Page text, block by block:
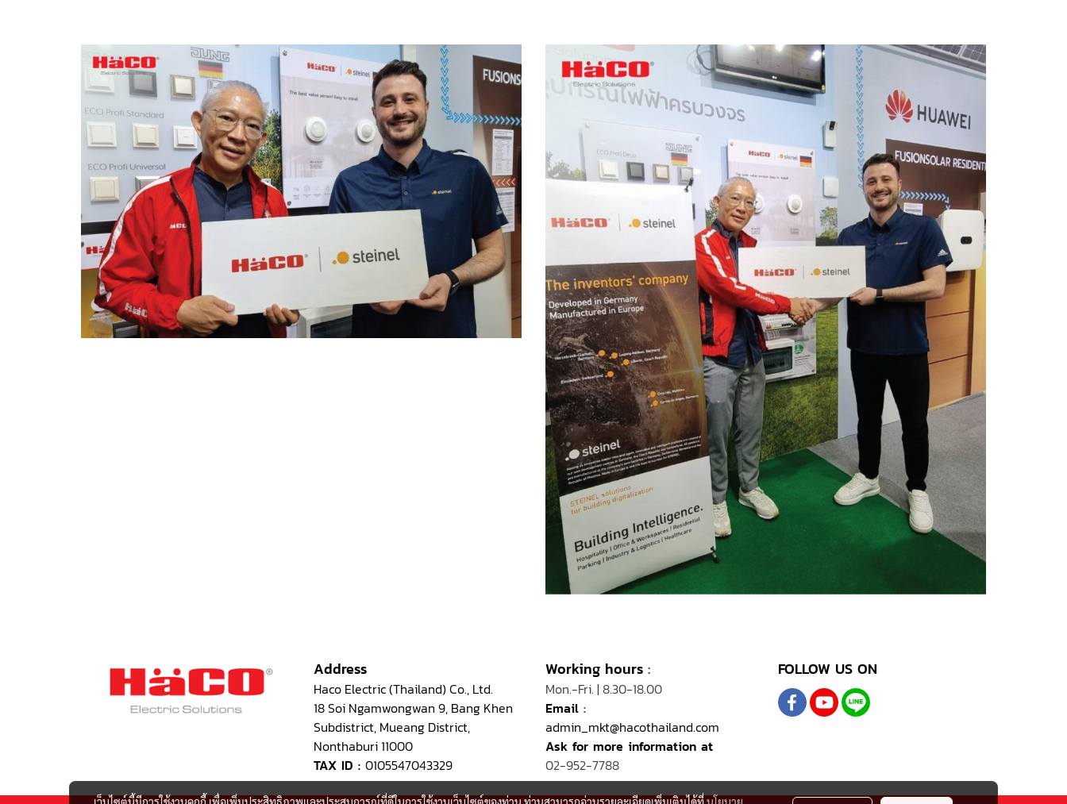
Address
Haco Electric (Thailand) Co., Ltd.
18 Soi Ngamwongwan 9, Bang Khen
Subdistrict, Mueang District,
Nonthaburi 11000
TAX ID : 0105547043329
Working hours :
Mon.-Fri. | 8.30-18.00
Email :
admin_mkt@hacothailand.com
Ask for more information at
02-952-7788
FOLLOW US ON